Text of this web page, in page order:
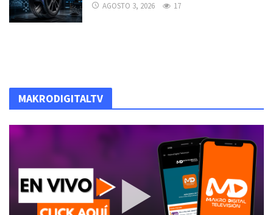
AGOSTO 3, 2026 17
MAKRODIGITALTV